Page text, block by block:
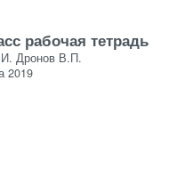
рабочая тетрадь
Дронов В.П.
2019